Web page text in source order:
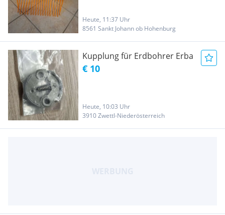
Heute, 11:37 Uhr
8561 Sankt Johann ob Hohenburg
Kupplung für Erdbohrer Erba
€ 10
Heute, 10:03 Uhr
3910 Zwettl-Niederösterreich